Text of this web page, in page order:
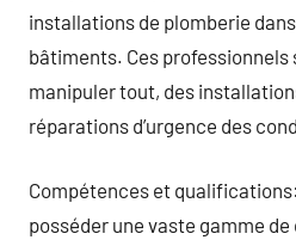
installations de plomberie
bâtiments. Ces professionnels
manipuler tout, des
réparations d’urgence des
Compétences et
posséder une vaste gamme